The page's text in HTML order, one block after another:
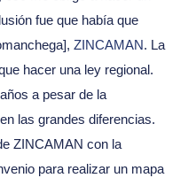
fue que había que
ZINCAMAN. La
hacer una ley regional.
a pesar de la
las grandes diferencias.
ZINCAMAN con la
para realizar un mapa